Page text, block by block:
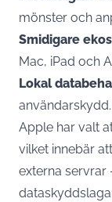
mönster och
Smidigare
Mac, iPad och
Lokal
användarskydd.
Apple har valt
vilket innebär
externa servrar